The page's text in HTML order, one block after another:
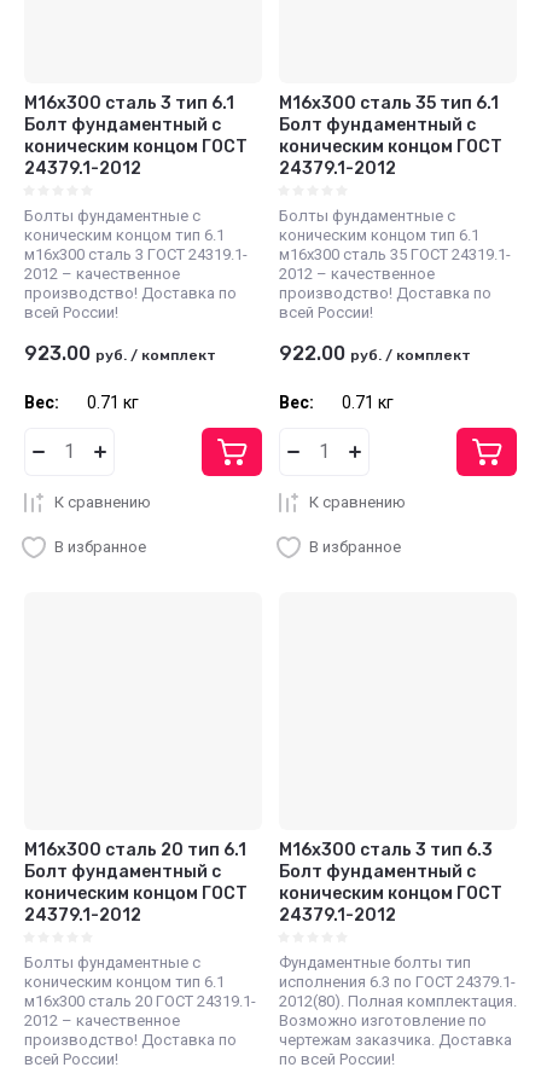
М16х300 сталь 3 тип 6.1
Болт фундаментный с
коническим концом ГОСТ
24379.1-2012
Болты фундаментные с
коническим концом тип 6.1
м16х300 сталь 3 ГОСТ 24319.1-
2012 – качественное
производство! Доставка по
всей России!
923.00 руб. / комплект
Вес: 0.71 кг
К сравнению
В избранное
М16х300 сталь 35 тип 6.1
Болт фундаментный с
коническим концом ГОСТ
24379.1-2012
Болты фундаментные с
коническим концом тип 6.1
м16х300 сталь 35 ГОСТ 24319.1-
2012 – качественное
производство! Доставка по
всей России!
922.00 руб. / комплект
Вес: 0.71 кг
К сравнению
В избранное
М16х300 сталь 20 тип 6.1
Болт фундаментный с
коническим концом ГОСТ
24379.1-2012
Болты фундаментные с
коническим концом тип 6.1
м16х300 сталь 20 ГОСТ 24319.1-
2012 – качественное
производство! Доставка по
всей России!
М16х300 сталь 3 тип 6.3
Болт фундаментный с
коническим концом ГОСТ
24379.1-2012
Фундаментные болты тип
исполнения 6.3 по ГОСТ 24379.1-
2012(80). Полная комплектация.
Возможно изготовление по
чертежам заказчика. Доставка
по всей России!